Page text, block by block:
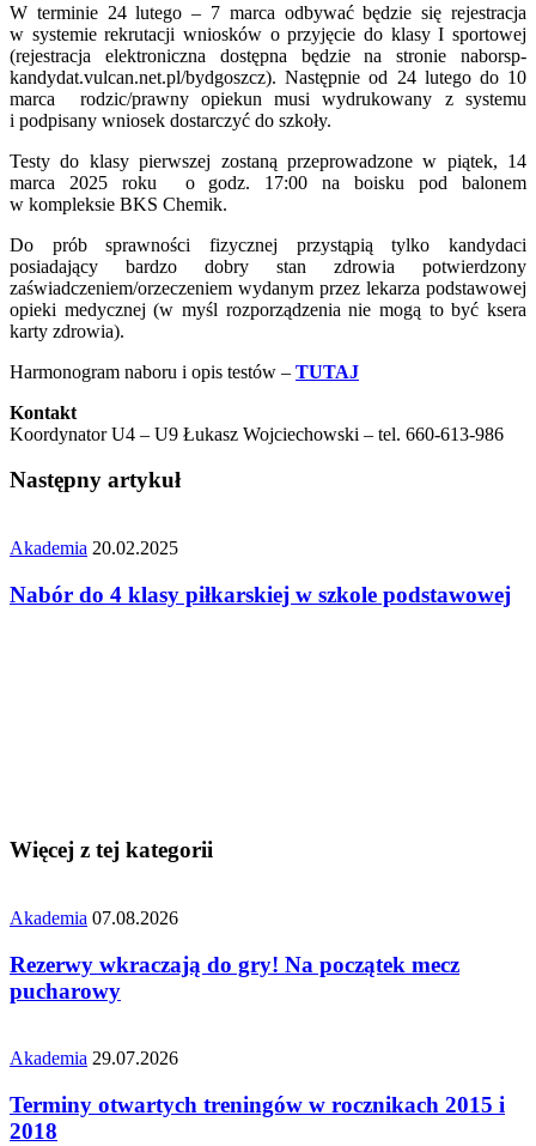
W terminie 24 lutego – 7 marca odbywać będzie się rejestracja
w systemie rekrutacji wniosków o przyjęcie do klasy I sportowej
(rejestracja elektroniczna dostępna będzie na stronie naborsp-
kandydat.vulcan.net.pl/bydgoszcz). Następnie od 24 lutego do 10
marca rodzic/prawny opiekun musi wydrukowany z systemu
i podpisany wniosek dostarczyć do szkoły.
Testy do klasy pierwszej zostaną przeprowadzone w piątek, 14
marca 2025 roku o godz. 17:00 na boisku pod balonem
w kompleksie BKS Chemik.
Do prób sprawności fizycznej przystąpią tylko kandydaci
posiadający bardzo dobry stan zdrowia potwierdzony
zaświadczeniem/orzeczeniem wydanym przez lekarza podstawowej
opieki medycznej (w myśl rozporządzenia nie mogą to być ksera
karty zdrowia).
Harmonogram naboru i opis testów – TUTAJ
Kontakt
Koordynator U4 – U9 Łukasz Wojciechowski – tel. 660-613-986
Następny artykuł
Akademia 20.02.2025
Nabór do 4 klasy piłkarskiej w szkole podstawowej
Więcej z tej kategorii
Akademia 07.08.2026
Rezerwy wkraczają do gry! Na początek mecz
pucharowy
Akademia 29.07.2026
Terminy otwartych treningów w rocznikach 2015 i
2018